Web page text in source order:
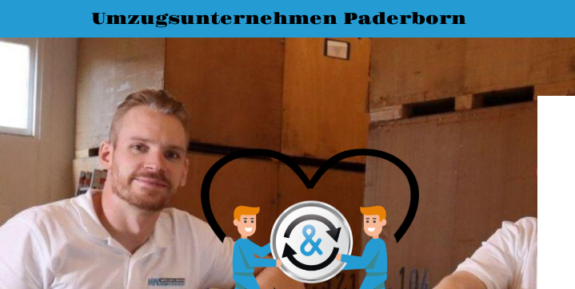
Umzugsunternehmen Paderborn